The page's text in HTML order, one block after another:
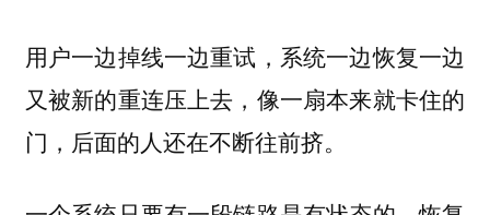
用户一边掉线一边重试，系统一边恢复一边
又被新的重连压上去，像一扇本来就卡住的
门，后面的人还在不断往前挤。